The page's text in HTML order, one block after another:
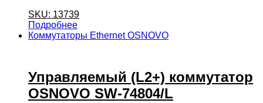
SKU: 13739
Подробнее
Коммутаторы Ethernet OSNOVO
Управляемый (L2+) коммутатор
OSNOVO SW-74804/L